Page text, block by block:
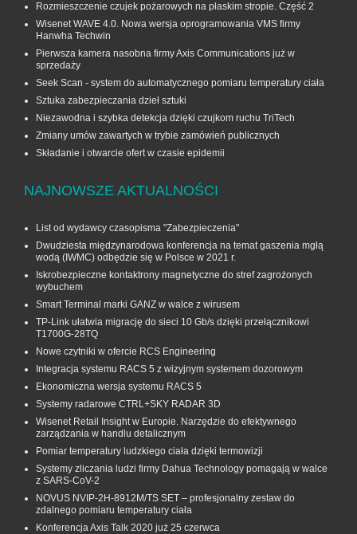
Rozmieszczenie czujek pożarowych na płaskim stropie. Część 2
Wisenet WAVE 4.0. Nowa wersja oprogramowania VMS firmy
Hanwha Techwin
Pierwsza kamera nasobna firmy Axis Communications już w
sprzedaży
Seek Scan - system do automatycznego pomiaru temperatury ciała
Sztuka zabezpieczania dzieł sztuki
Niezawodna i szybka detekcja dzięki czujkom ruchu TriTech
Zmiany umów zawartych w trybie zamówień publicznych
Składanie i otwarcie ofert w czasie epidemii
NAJNOWSZE AKTUALNOŚCI
List od wydawcy czasopisma "Zabezpieczenia"
Dwudziesta międzynarodowa konferencja na temat gaszenia mgłą
wodą (IWMC) odbędzie się w Polsce w 2021 r.
Iskrobezpieczne kontaktrony magnetyczne do stref zagrożonych
wybuchem
Smart Terminal marki GANZ w walce z wirusem
TP-Link ułatwia migrację do sieci 10 Gb/s dzięki przełącznikowi
T1700G‑28TQ
Nowe czytniki w ofercie RCS Engineering
Integracja systemu RACS 5 z wizyjnym systemem dozorowym
Ekonomiczna wersja systemu RACS 5
Systemy radarowe CTRL+SKY RADAR 3D
Wisenet Retail Insight w Europie. Narzędzie do efektywnego
zarządzania w handlu detalicznym
Pomiar temperatury ludzkiego ciała dzięki termowizji
Systemy zliczania ludzi firmy Dahua Technology pomagają w walce
z SARS-CoV-2
NOVUS NVIP-2H-8912M/TS SET – profesjonalny zestaw do
zdalnego pomiaru temperatury ciała
Konferencja Axis Talk 2020 już 25 czerwca